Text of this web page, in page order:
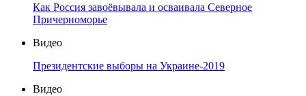
Как Россия завоёвывала и осваивала Северное
Причерноморье
Видео
Президентские выборы на Украине-2019
Видео